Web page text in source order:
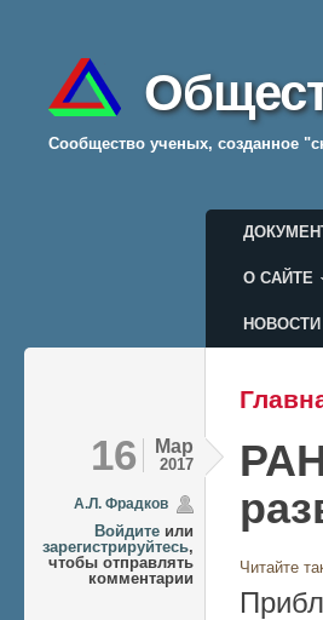
Cообщество ученых, созданное
О САЙТЕ
Меню
НОВОСТИ
Вы
16 Мар
2017
А.Л. Фрадков
Войдите или
зарегистрируйтесь,
чтобы отправлять
комментарии
Читайте